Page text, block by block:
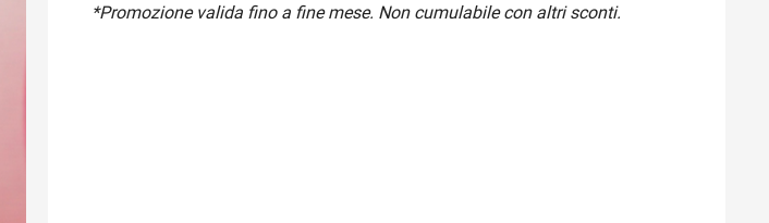
*Promozione valida fino a fine mese. Non cumulabile con altri sconti.